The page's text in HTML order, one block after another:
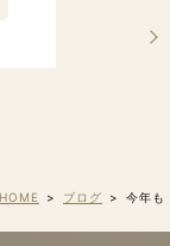
HOME ブログ 今年も